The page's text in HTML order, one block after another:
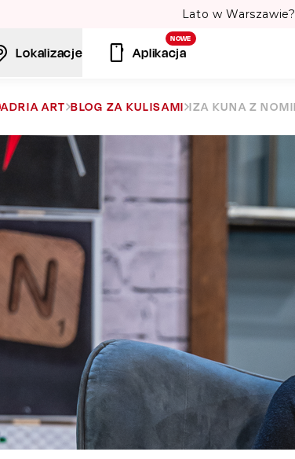
Lato w
Lokalizacje
NOWE
Aplikacja
ADRIA ART BLOG ZA KULISAMI IZA KUNA Z